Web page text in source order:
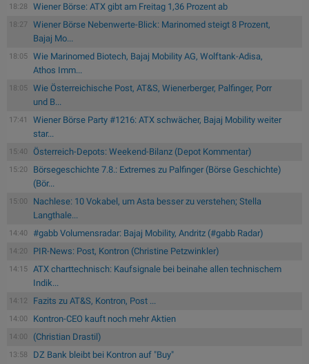
18:28 Wiener Börse: ATX gibt am Freitag 1,36 Prozent ab
18:27
Wiener Börse Nebenwerte-Blick: Marinomed steigt 8 Prozent,
Bajaj Mo...
18:05
Wie Marinomed Biotech, Bajaj Mobility AG, Wolftank-Adisa,
Athos Imm...
18:05
Wie Österreichische Post, AT&S, Wienerberger, Palfinger, Porr
und B...
17:41
Wiener Börse Party #1216: ATX schwächer, Bajaj Mobility weiter
star...
15:40 Österreich-Depots: Weekend-Bilanz (Depot Kommentar)
15:20
Börsegeschichte 7.8.: Extremes zu Palfinger (Börse Geschichte)
(Bör...
15:00
Nachlese: 10 Vokabel, um Asta besser zu verstehen; Stella
Langthale...
14:40 #gabb Volumensradar: Bajaj Mobility, Andritz (#gabb Radar)
14:20 PIR-News: Post, Kontron (Christine Petzwinkler)
14:15
ATX charttechnisch: Kaufsignale bei beinahe allen technischem
Indik...
14:12 Fazits zu AT&S, Kontron, Post ...
14:00 Kontron-CEO kauft noch mehr Aktien
14:00 (Christian Drastil)
13:58 DZ Bank bleibt bei Kontron auf "Buy"